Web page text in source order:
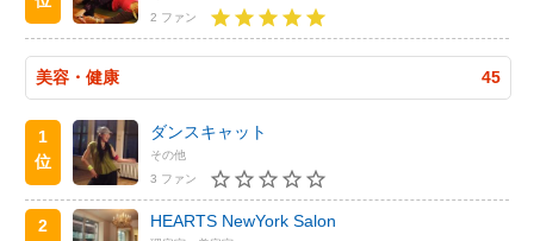
2 ファン
美容・健康 45
1
位
ダンスキャット
その他
3 ファン
2
HEARTS NewYork Salon